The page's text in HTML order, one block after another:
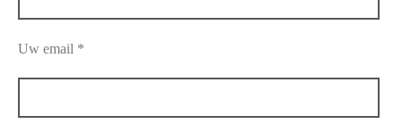
Uw email *